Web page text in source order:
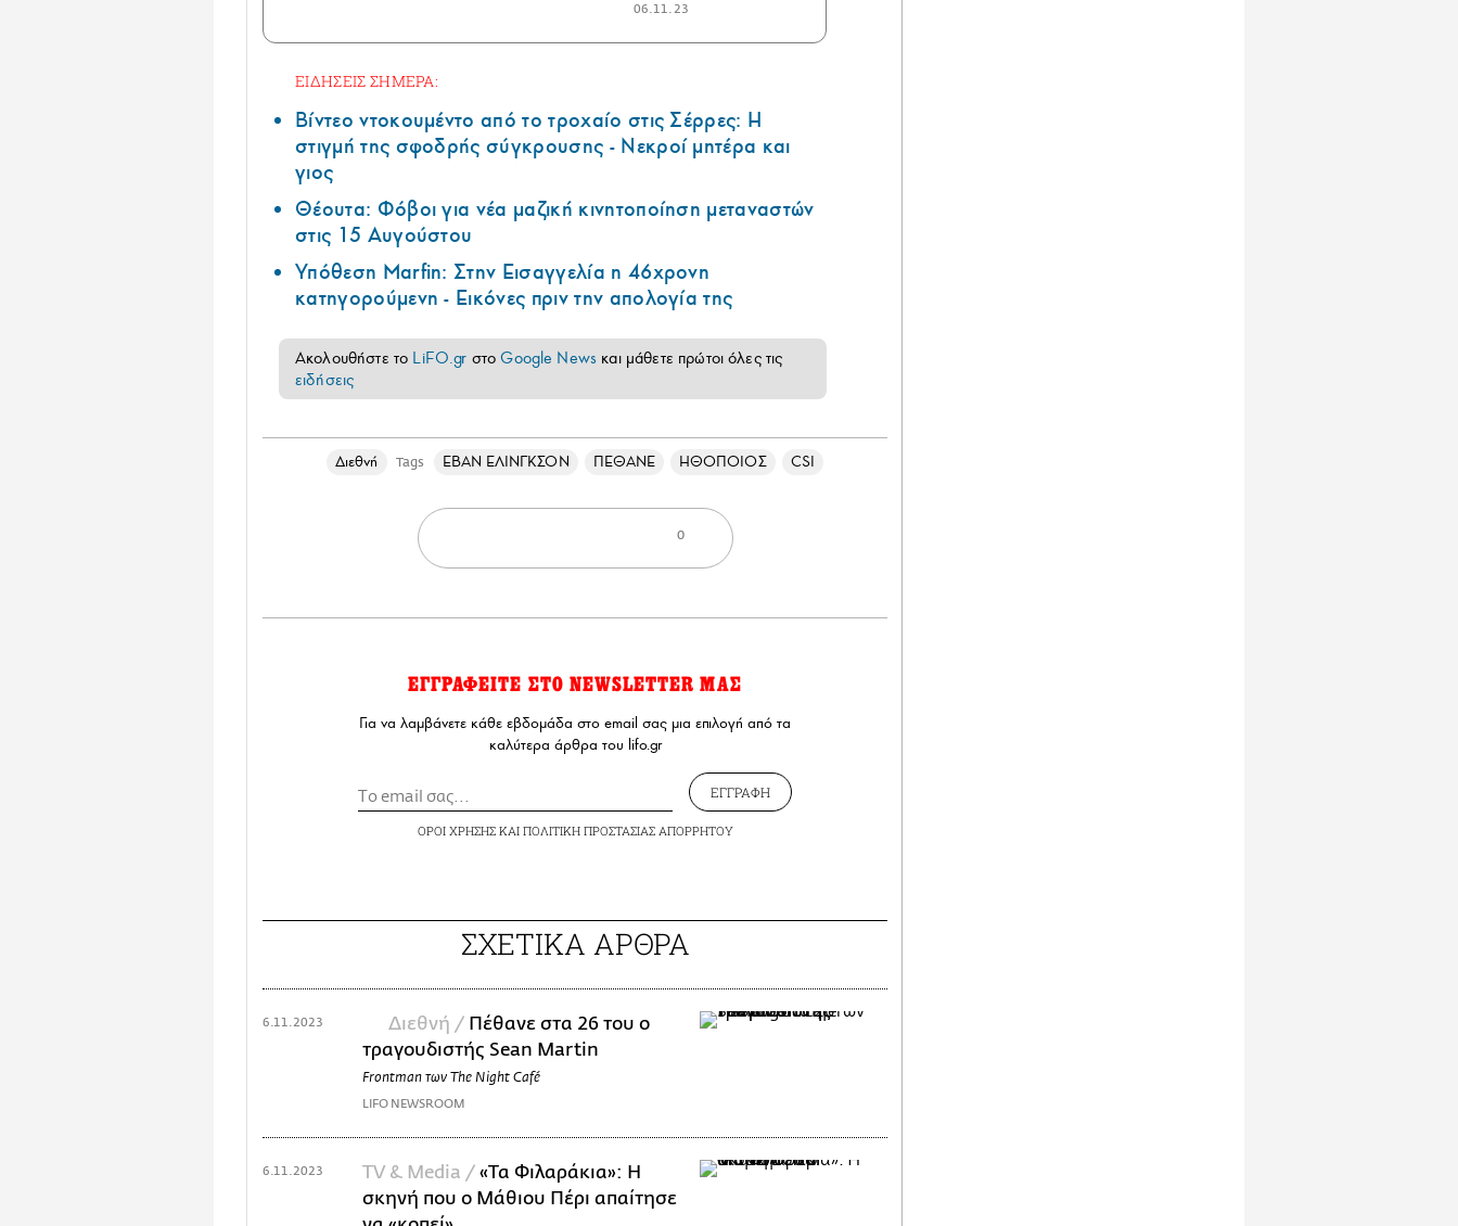
06.11.23
ΕΙΔΗΣΕΙΣ ΣΗΜΕΡΑ:
Βίντεο ντοκουμέντο από το τροχαίο στις Σέρρες: Η
στιγμή της σφοδρής σύγκρουσης - Νεκροί μητέρα και
γιος
Θέουτα: Φόβοι για νέα μαζική κινητοποίηση μεταναστών
στις 15 Αυγούστου
Υπόθεση Marfin: Στην Εισαγγελία η 46χρονη
κατηγορούμενη - Εικόνες πριν την απολογία της
Ακολουθήστε το LiFO.gr στοGoogle News και μάθετε πρώτοι όλες τις
ειδήσεις
Διεθνή Tags ΕΒΑΝ ΕΛΙΝΓΚΣΟΝ ΠΕΘΑΝΕ ΗΘΟΠΟΙΟΣ CSI
0
ΕΓΓΡΑΦΕΙΤΕ ΣΤΟ NEWSLETTER ΜΑΣ
Για να λαμβάνετε κάθε εβδομάδα στο email σας μια επιλογή από τα
καλύτερα άρθρα του lifo.gr
ΕΓΓΡΑΦΗ
ΟΡΟΙ ΧΡΗΣΗΣΚΑΙ ΠΟΛΙΤΙΚΗ ΠΡΟΣΤΑΣΙΑΣ ΑΠΟΡΡΗΤΟΥ
ΣΧΕΤΙΚΑ ΑΡΘΡΑ
Διεθνή / Πέθανε στα 26 του ο
τραγουδιστής Sean Martin
Frontman των The Night Café
LIFO NEWSROOM
6.11.2023
TV & Media /«Τα Φιλαράκια»: Η
σκηνή που ο Μάθιου Πέρι απαίτησε
6.11.2023